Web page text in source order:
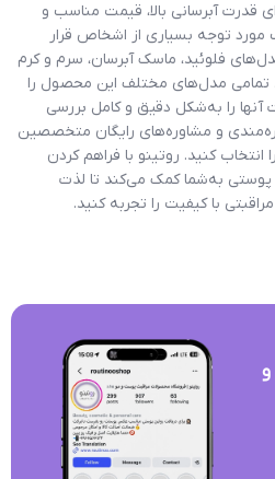
قدرت آبرسانی بالا، قیمت مناسب و
مورد توجه بسیاری از اشخاص قرار
فلوئید، ماسک آبرسان، سرم و کرم
تمامی مدل‌های مختلف این محصول را
آنها را به‌شکل دقیق و کامل بررسی
و مشاوره‌های رایگان متخصصین
انتخاب کنید. روتینو با فراهم کردن
به‌شما کمک می‌کند تا لذت
با کیفیت را تجربه کنید.
و